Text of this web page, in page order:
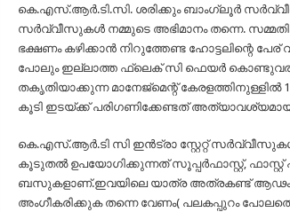
കെ.എസ്.ആർ.ടി.സി. ശരിക്കും ബാംഗ്ലൂർ
സർവ്വീസുകൾ നമ്മുടെ അഭിമാനം തന്നെ.
ഭക്ഷണം കഴിക്കാൻ നിറുത്തേണ്ട ഹോട്ടലിന്റെ പേര്
പോലും ഇല്ലാത്ത ഫ്ലെക് സി ഫെയർ
തകൃതിയാക്കുന്ന മാനേജ്മെന്റ് കേരളത്തിനുള്ളിൽ
കൂടി ഇടയ്ക്ക് പരിഗണിക്കേണ്ടത്
കെ.എസ്.ആർ.ടി സി ഇൻട്രാ സ്റ്റേറ്റ്
കൂടുതൽ ഉപയോഗിക്കുന്നത് സൂപ്പർഫാസ്റ്റ്, ഫാസ്റ്റ്
ബസുകളാണ്.ഇവയിലെ യാത്ര അത്രകണ്ട്
അംഗീകരിക്കുക തന്നെ വേണം( പലകപ്പുറം